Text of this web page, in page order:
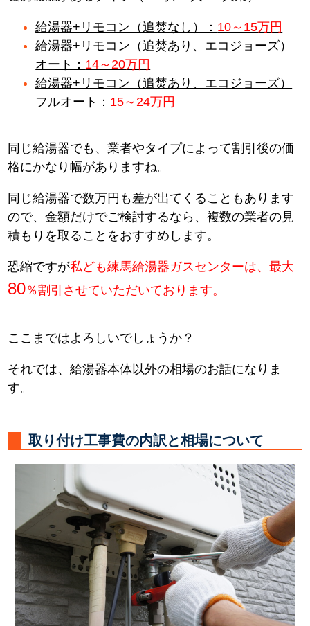
給湯器+リモコン（追焚なし）： 10～15万円
給湯器+リモコン（追焚あり、エコジョーズ）
オート： 14～20万円
給湯器+リモコン（追焚あり、エコジョーズ）
フルオート： 15～24万円
同じ給湯器でも、業者やタイプによって割引後の価
格にかなり幅がありますね。
同じ給湯器で数万円も差が出てくることもあります
ので、金額だけでご検討するなら、複数の業者の見
積もりを取ることをおすすめします。
恐縮ですが私ども練馬給湯器ガスセンターは、最大
80％割引させていただいております。
ここまではよろしいでしょうか？
それでは、給湯器本体以外の相場のお話になりま
す。
取り付け工事費の内訳と相場について